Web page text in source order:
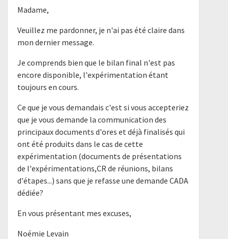
Madame,
Veuillez me pardonner, je n'ai pas été claire dans
mon dernier message.
Je comprends bien que le bilan final n'est pas
encore disponible, l'expérimentation étant
toujours en cours.
Ce que je vous demandais c'est si vous accepteriez
que je vous demande la communication des
principaux documents d'ores et déjà finalisés qui
ont été produits dans le cas de cette
expérimentation (documents de présentations
de l'expérimentations,CR de réunions, bilans
d'étapes...) sans que je refasse une demande CADA
dédiée?
En vous présentant mes excuses,
Noémie Levain